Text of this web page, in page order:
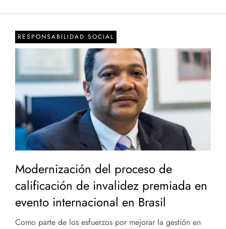
RESPONSABILIDAD SOCIAL
Modernización del proceso de
calificación de invalidez premiada en
evento internacional en Brasil
Como parte de los esfuerzos por mejorar la gestión en